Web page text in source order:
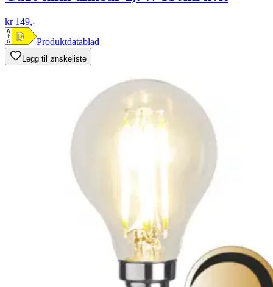
kr 149,-
Produktdatablad
Legg til ønskeliste